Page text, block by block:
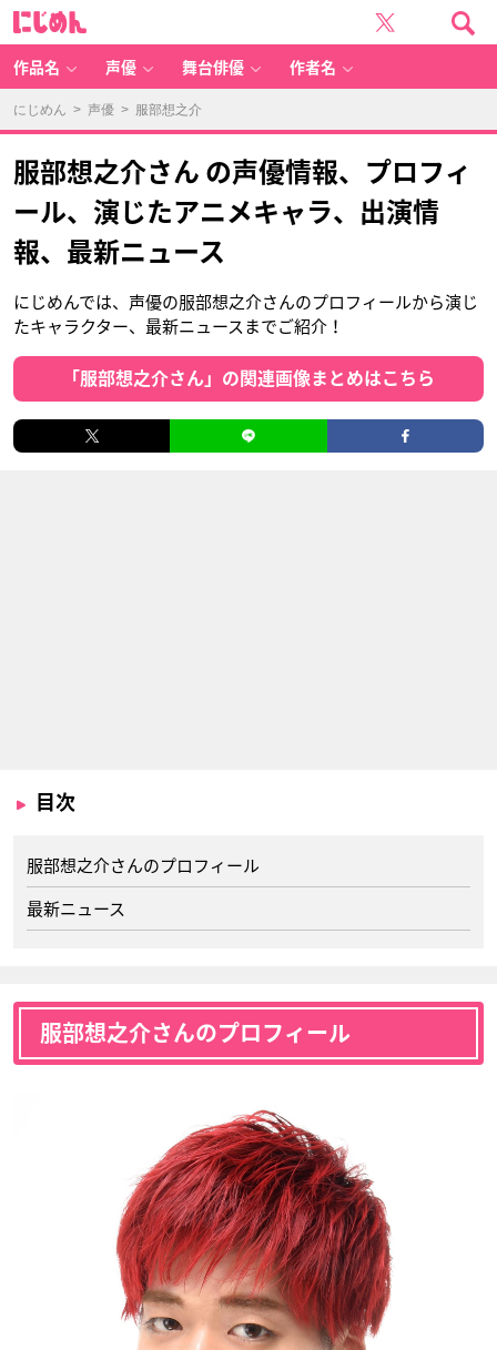
作品名 声優 舞台俳優 作者名
にじめん > 声優 > 服部想之介
服部想之介さん の声優情報、プロフィ
ール、演じたアニメキャラ、出演情
報、最新ニュース
にじめんでは、声優の服部想之介さんのプロフィールから演じ
たキャラクター、最新ニュースまでご紹介！
「服部想之介さん」の関連画像まとめはこちら
目次
服部想之介さんのプロフィール
最新ニュース
服部想之介さんのプロフィール